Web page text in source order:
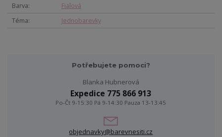
Barva
Fialová
Téma
Jednobarevky
Potřebujete pomoci?
Blanka Hubnerová
Expedice 775 866 913
Po-Čt 9-15:30 Pá 9-14:30 Pauza 13-13:45
objednavky@barevnesiti.cz